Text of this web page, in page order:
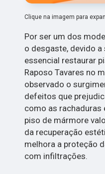
Clique na imagem para
Por ser um dos
o desgaste, devido a
essencial restaurar
Raposo Tavares no
observado o
defeitos que
como as rachaduras
piso de mármore
da recuperação
melhora a proteção
com infiltrações.